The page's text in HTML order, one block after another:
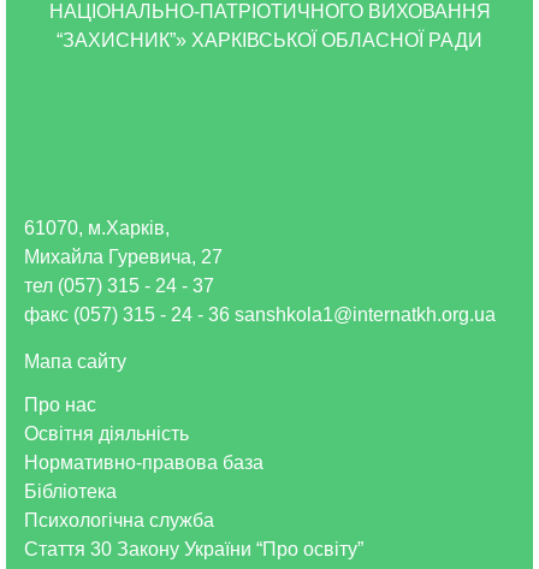
НАЦІОНАЛЬНО-ПАТРІОТИЧНОГО ВИХОВАННЯ
“ЗАХИСНИК”» ХАРКІВСЬКОЇ ОБЛАСНОЇ РАДИ
Про нас
Освітня діяльність
Нормативно-правова база
Бібліотека
Психологічна служба
Стаття 30 Закону України “Про освіту”
61070, м.Харків,
Михайла Гуревича, 27
тел (057) 315 - 24 - 37
факс (057) 315 - 24 - 36 sanshkola1@internatkh.org.ua
Мапа сайту